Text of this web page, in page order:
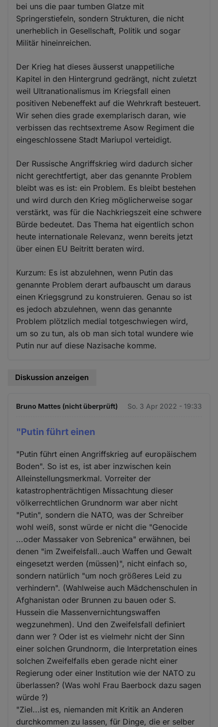
bei uns die paar tumben Glatze mit
Springerstiefeln, sondern Strukturen, die nicht
unerheblich in Gesellschaft, Politik und sogar
Militär hineinreichen.
Der Krieg hat dieses äusserst unappetiliche
Kapitel in den Hintergrund gedrängt, nicht zuletzt
weil Ultranationalismus im Kriegsfall einen
positiven Nebeneffekt auf die Wehrkraft besteuert.
Wir sehen dies grade exemplarisch daran, wie
verbissen das rechtsextreme Asow Regiment die
eingeschlossene Stadt Mariupol verteidigt.
Der Russische Angriffskrieg wird dadurch sicher
nicht gerechtfertigt, aber das genannte Problem
bleibt was es ist: ein Problem. Es bleibt bestehen
und wird durch den Krieg möglicherweise sogar
verstärkt, was für die Nachkriegszeit eine schwere
Bürde bedeutet. Das Thema hat eigentlich schon
heute internationale Relevanz, wenn bereits jetzt
über einen EU Beitritt beraten wird.
Kurzum: Es ist abzulehnen, wenn Putin das
genannte Problem derart aufbauscht um daraus
einen Kriegsgrund zu konstruieren. Genau so ist
es jedoch abzulehnen, wenn das genannte
Problem plötzlich medial totgeschwiegen wird,
um so zu tun, als ob man sich total wundere wie
Putin nur auf diese Nazisache komme.
Diskussion anzeigen
Bruno Mattes (nicht überprüft) So. 3 Apr 2022 - 19:33
"Putin führt einen
"Putin führt einen Angriffskrieg auf europäischem
Boden". So ist es, ist aber inzwischen kein
Alleinstellungsmerkmal. Vorreiter der
katastrophenträchtigen Missachtung dieser
völkerrechtlichen Grundnorm war aber nicht
"Putin", sondern die NATO, was der Schreiber
wohl weiß, sonst würde er nicht die "Genocide
...oder Massaker von Sebrenica" erwähnen, bei
denen "im Zweifelsfall..auch Waffen und Gewalt
eingesetzt werden (müssen)", nicht einfach so,
sondern natürlich "um noch größeres Leid zu
verhindern". (Wahlweise auch Mädchenschulen in
Afghanistan oder Brunnen zu bauen oder S.
Hussein die Massenvernichtungswaffen
wegzunehmen). Und den Zweifelsfall definiert
dann wer ? Oder ist es vielmehr nicht der Sinn
einer solchen Grundnorm, die Interpretation eines
solchen Zweifelfalls eben gerade nicht einer
Regierung oder einer Institution wie der NATO zu
überlassen? (Was wohl Frau Baerbock dazu sagen
würde ?)
"Ziel...ist es, niemanden mit Kritik an Anderen
durchkommen zu lassen, für Dinge, die er selber